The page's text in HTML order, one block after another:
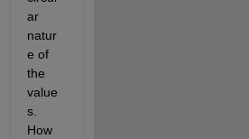
ar
natur
e of
the
value
s.
How